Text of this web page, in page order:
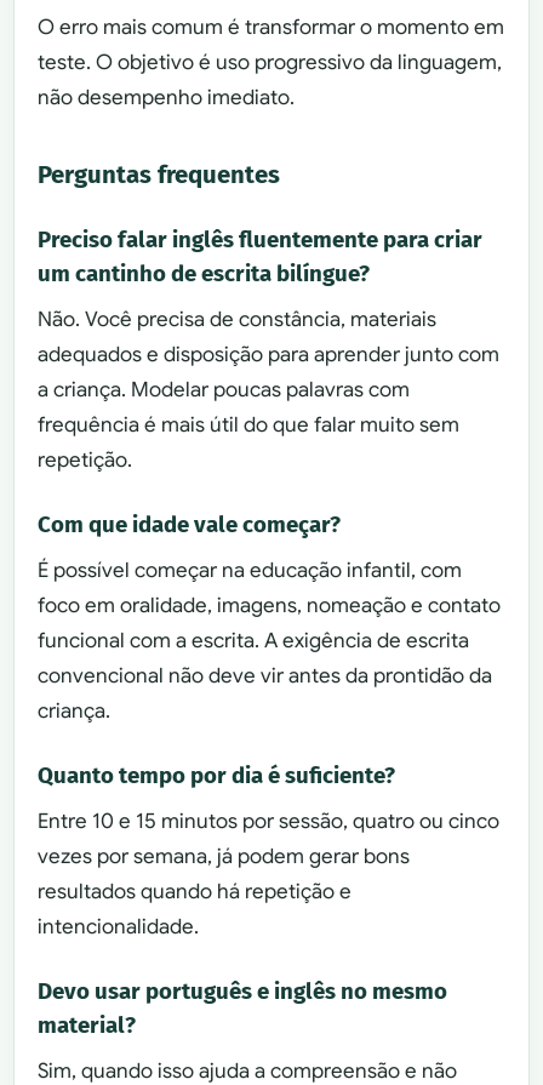
O erro mais comum é transformar o momento em
teste. O objetivo é uso progressivo da linguagem,
não desempenho imediato.
Perguntas frequentes
Preciso falar inglês fluentemente para criar
um cantinho de escrita bilíngue?
Não. Você precisa de constância, materiais
adequados e disposição para aprender junto com
a criança. Modelar poucas palavras com
frequência é mais útil do que falar muito sem
repetição.
Com que idade vale começar?
É possível começar na educação infantil, com
foco em oralidade, imagens, nomeação e contato
funcional com a escrita. A exigência de escrita
convencional não deve vir antes da prontidão da
criança.
Quanto tempo por dia é suficiente?
Entre 10 e 15 minutos por sessão, quatro ou cinco
vezes por semana, já podem gerar bons
resultados quando há repetição e
intencionalidade.
Devo usar português e inglês no mesmo
material?
Sim, quando isso ajuda a compreensão e não